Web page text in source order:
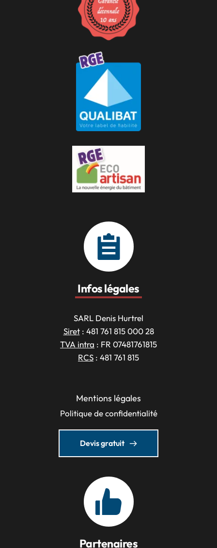
Infos légales
SARL Denis Hurtrel
Siret : 481 761 815 000 28
TVA intra : FR 07481761815
RCS : 481 761 815
Mentions légales
Politique de confidentialité
Devis gratuit
Partenaires